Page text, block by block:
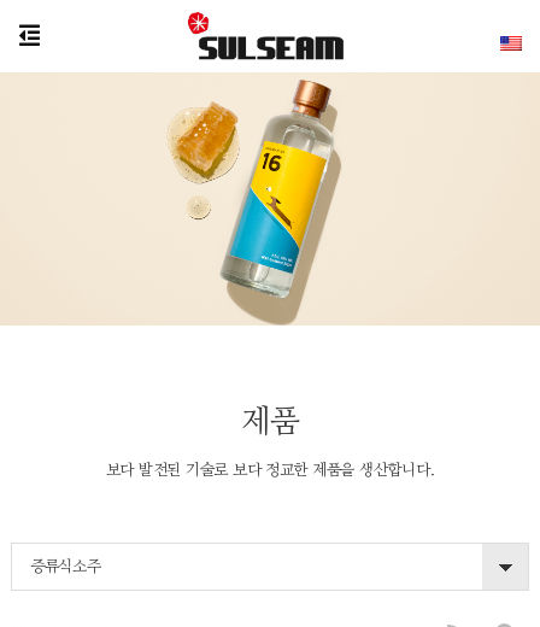
제품
보다 발전된 기술로 보다 정교한 제품을 생산합니다.
증류식소주